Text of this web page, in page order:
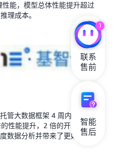
能，模型总体性能提升超过
理成本。
管大数据框架 4 周内便完成了
性能提升，2 倍的开发人员效
数据分析并带来了更好的营销
1
联系
售前
智能
售后